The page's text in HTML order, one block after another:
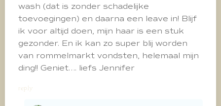
wash (dat is zonder schadelijke
toevoegingen) en daarna een leave in! Blijf
ik voor altijd doen, mijn haar is een stuk
gezonder. En ik kan zo super blij worden
van rommelmarkt vondsten, helemaal mijn
ding!! Geniet…. liefs Jennifer
reply